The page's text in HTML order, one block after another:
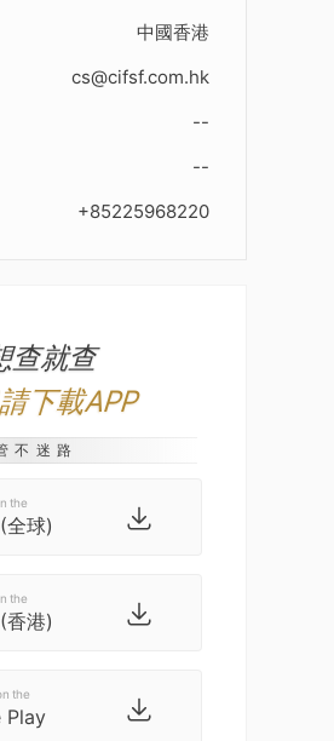
中國香港
cs@cifsf.com.hk
--
--
+85225968220
查就查
下載APP
不迷路
the
全球)
the
香港)
the
Play